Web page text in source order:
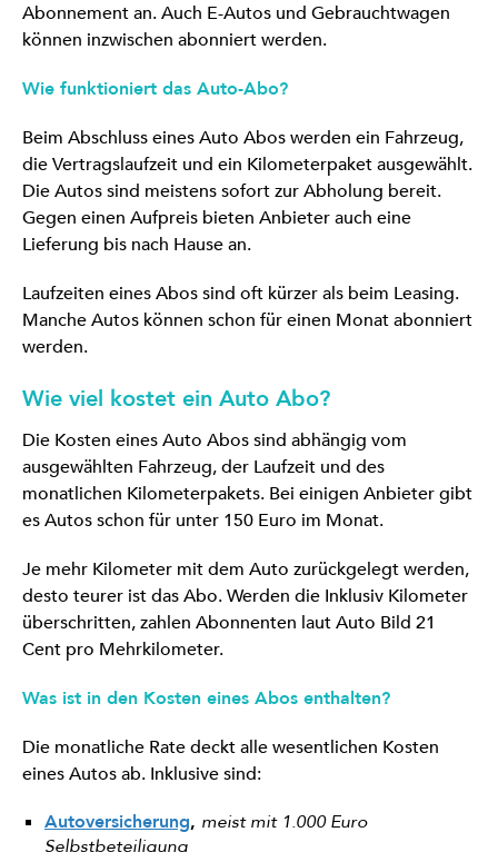
Abonnement an. Auch E-Autos und Gebrauchtwagen
können inzwischen abonniert werden.
Wie funktioniert das Auto-Abo?
Beim Abschluss eines Auto Abos werden ein Fahrzeug,
die Vertragslaufzeit und ein Kilometerpaket ausgewählt.
Die Autos sind meistens sofort zur Abholung bereit.
Gegen einen Aufpreis bieten Anbieter auch eine
Lieferung bis nach Hause an.
Laufzeiten eines Abos sind oft kürzer als beim Leasing.
Manche Autos können schon für einen Monat abonniert
werden.
Wie viel kostet ein Auto Abo?
Die Kosten eines Auto Abos sind abhängig vom
ausgewählten Fahrzeug, der Laufzeit und des
monatlichen Kilometerpakets. Bei einigen Anbieter gibt
es Autos schon für unter 150 Euro im Monat.
Je mehr Kilometer mit dem Auto zurückgelegt werden,
desto teurer ist das Abo. Werden die Inklusiv Kilometer
überschritten, zahlen Abonnenten laut Auto Bild 21
Cent pro Mehrkilometer.
Was ist in den Kosten eines Abos enthalten?
Die monatliche Rate deckt alle wesentlichen Kosten
eines Autos ab. Inklusive sind:
Autoversicherung, meist mit 1.000 Euro
Selbstbeteiligung